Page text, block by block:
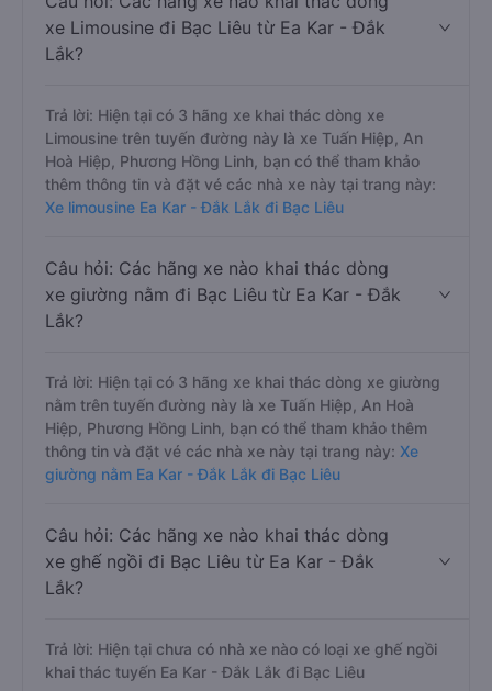
xe Limousine đi Bạc Liêu từ Ea Kar - Đắk
Lắk?
Trả lời: Hiện tại có 3 hãng xe khai thác dòng xe
Limousine trên tuyến đường này là xe Tuấn Hiệp, An
Hoà Hiệp, Phương Hồng Linh, bạn có thể tham khảo
thêm thông tin và đặt vé các nhà xe này tại trang này:
Xe limousine Ea Kar - Đắk Lắk đi Bạc Liêu
Câu hỏi: Các hãng xe nào khai thác dòng
xe giường nằm đi Bạc Liêu từ Ea Kar - Đắk
Lắk?
Trả lời: Hiện tại có 3 hãng xe khai thác dòng xe giường
nằm trên tuyến đường này là xe Tuấn Hiệp, An Hoà
Hiệp, Phương Hồng Linh, bạn có thể tham khảo thêm
thông tin và đặt vé các nhà xe này tại trang này: Xe
giường nằm Ea Kar - Đắk Lắk đi Bạc Liêu
Câu hỏi: Các hãng xe nào khai thác dòng
xe ghế ngồi đi Bạc Liêu từ Ea Kar - Đắk
Lắk?
Trả lời: Hiện tại chưa có nhà xe nào có loại xe ghế ngồi
khai thác tuyến Ea Kar - Đắk Lắk đi Bạc Liêu